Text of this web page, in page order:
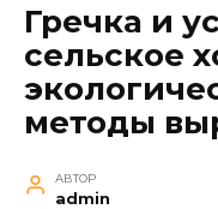
Гречка и
сельское
методы
АВТОР
admin